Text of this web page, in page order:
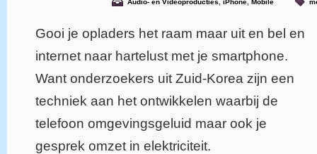
Gooi je opladers het raam maar uit en bel en
internet naar hartelust met je smartphone.
Want onderzoekers uit Zuid-Korea zijn een
techniek aan het ontwikkelen waarbij de
telefoon omgevingsgeluid maar ook je
gesprek omzet in elektriciteit.